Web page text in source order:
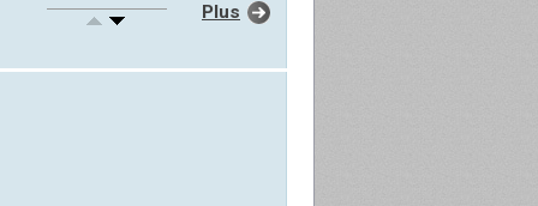
15 mai 2019
Plus